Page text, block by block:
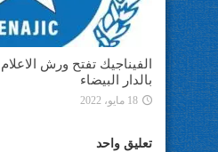
الفيناجيك تفتح ورش
بالدار البيضاء
18 مايو، 2022
تعليق واحد